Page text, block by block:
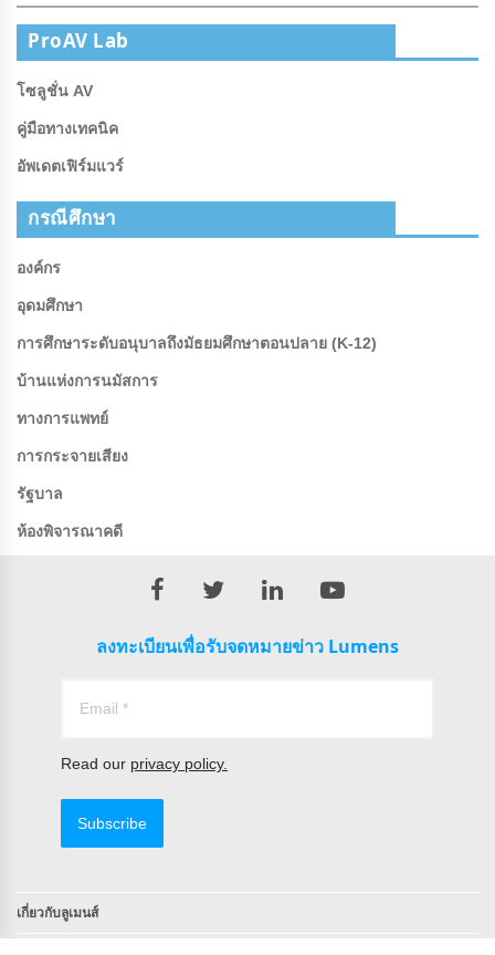
ProAV Lab
โซลูชั่น AV
คู่มือทางเทคนิค
อัพเดตเฟิร์มแวร์
กรณีศึกษา
องค์กร
อุดมศึกษา
การศึกษาระดับอนุบาลถึงมัธยมศึกษาตอนปลาย (K-12)
บ้านแห่งการนมัสการ
ทางการแพทย์
การกระจายเสียง
รัฐบาล
ห้องพิจารณาคดี
ลงทะเบียนเพื่อรับจดหมายข่าว Lumens
Read our privacy policy.
Subscribe
เกี่ยวกับลูเมนส์